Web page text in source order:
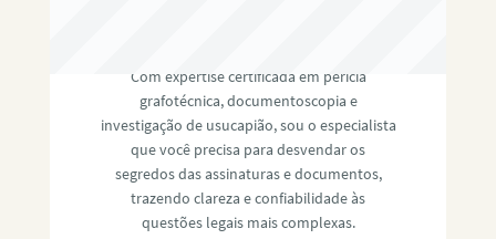
Com expertise certificada em perícia
grafotécnica, documentoscopia e
investigação de usucapião, sou o especialista
que você precisa para desvendar os
segredos das assinaturas e documentos,
trazendo clareza e confiabilidade às
questões legais mais complexas.